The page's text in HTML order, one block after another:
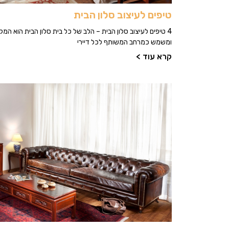
טיפים לעיצוב סלון הבית
4 טיפים לעיצוב סלון הבית – הלב של כל בית סלון הבית הוא
ומשמש כמרחב המשותף לכל דיירי
קרא עוד >